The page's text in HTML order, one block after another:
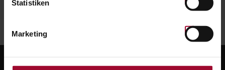
Statistiken
Marketing